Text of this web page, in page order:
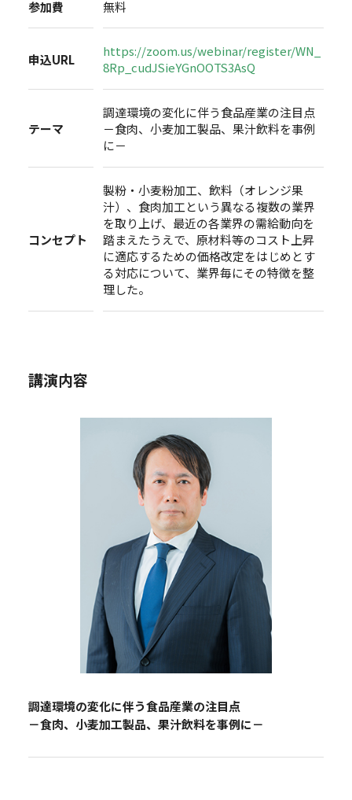
参加費 無料
申込URL
https://zoom.us/webinar/register/WN_
8Rp_cudJSieYGnOOTS3AsQ
テーマ
調達環境の変化に伴う食品産業の注目点
－食肉、小麦加工製品、果汁飲料を事例
に－
コンセプト
製粉・小麦粉加工、飲料（オレンジ果
汁）、食肉加工という異なる複数の業界
を取り上げ、最近の各業界の需給動向を
踏まえたうえで、原材料等のコスト上昇
に適応するための価格改定をはじめとす
る対応について、業界毎にその特徴を整
理した。
講演内容
調達環境の変化に伴う食品産業の注目点
－食肉、小麦加工製品、果汁飲料を事例に－